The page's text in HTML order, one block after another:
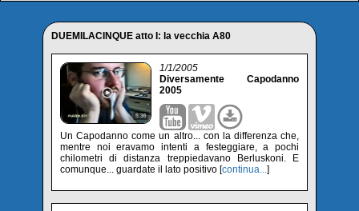
DUEMILACINQUE atto I: la vecchia A80
1/1/2005
Diversamente Capodanno
2005
Un Capodanno come un altro... con la differenza che,
mentre noi eravamo intenti a festeggiare, a pochi
chilometri di distanza treppiedavano Berluskoni. E
comunque... guardate il lato positivo [continua...]